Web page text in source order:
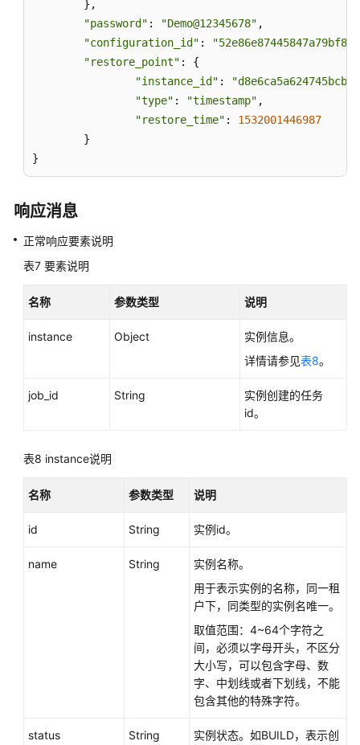
通
用
参
任
担
服
协
（SLA）
系
"password" : "Demo@12345678" ,
"configuration_id" :
"restore_point" : {
"instance_id" :
"type" : "timestamp" ,
"restore_time" : 1532001446987
}
响应消息
正常响应要素说明
表7 要素说明
名称 参数类型 说明
instance Object
实例信息。
详情请参见表8。
job_id String
实例创建的任务
id。
表8 instance说明
名称 参数类型 说明
id String 实例id。
name String
实例名称。
用于表示实例的名称，同一租
户下，同类型的实例名唯一。
取值范围：4~64个字符之
间，必须以字母开头，不区分
大小写，可以包含字母、数
字、中划线或者下划线，不能
包含其他的特殊字符。
status String
实例状态。如BUILD，表示创